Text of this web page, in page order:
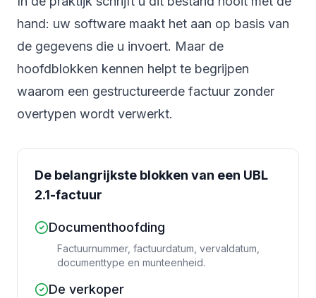
hand: uw software maakt het aan op basis van
de gegevens die u invoert. Maar de
hoofdblokken kennen helpt te begrijpen
waarom een gestructureerde factuur zonder
overtypen wordt verwerkt.
De belangrijkste blokken van een UBL
2.1-factuur
Documenthoofding
Factuurnummer, factuurdatum, vervaldatum,
documenttype en munteenheid.
De verkoper